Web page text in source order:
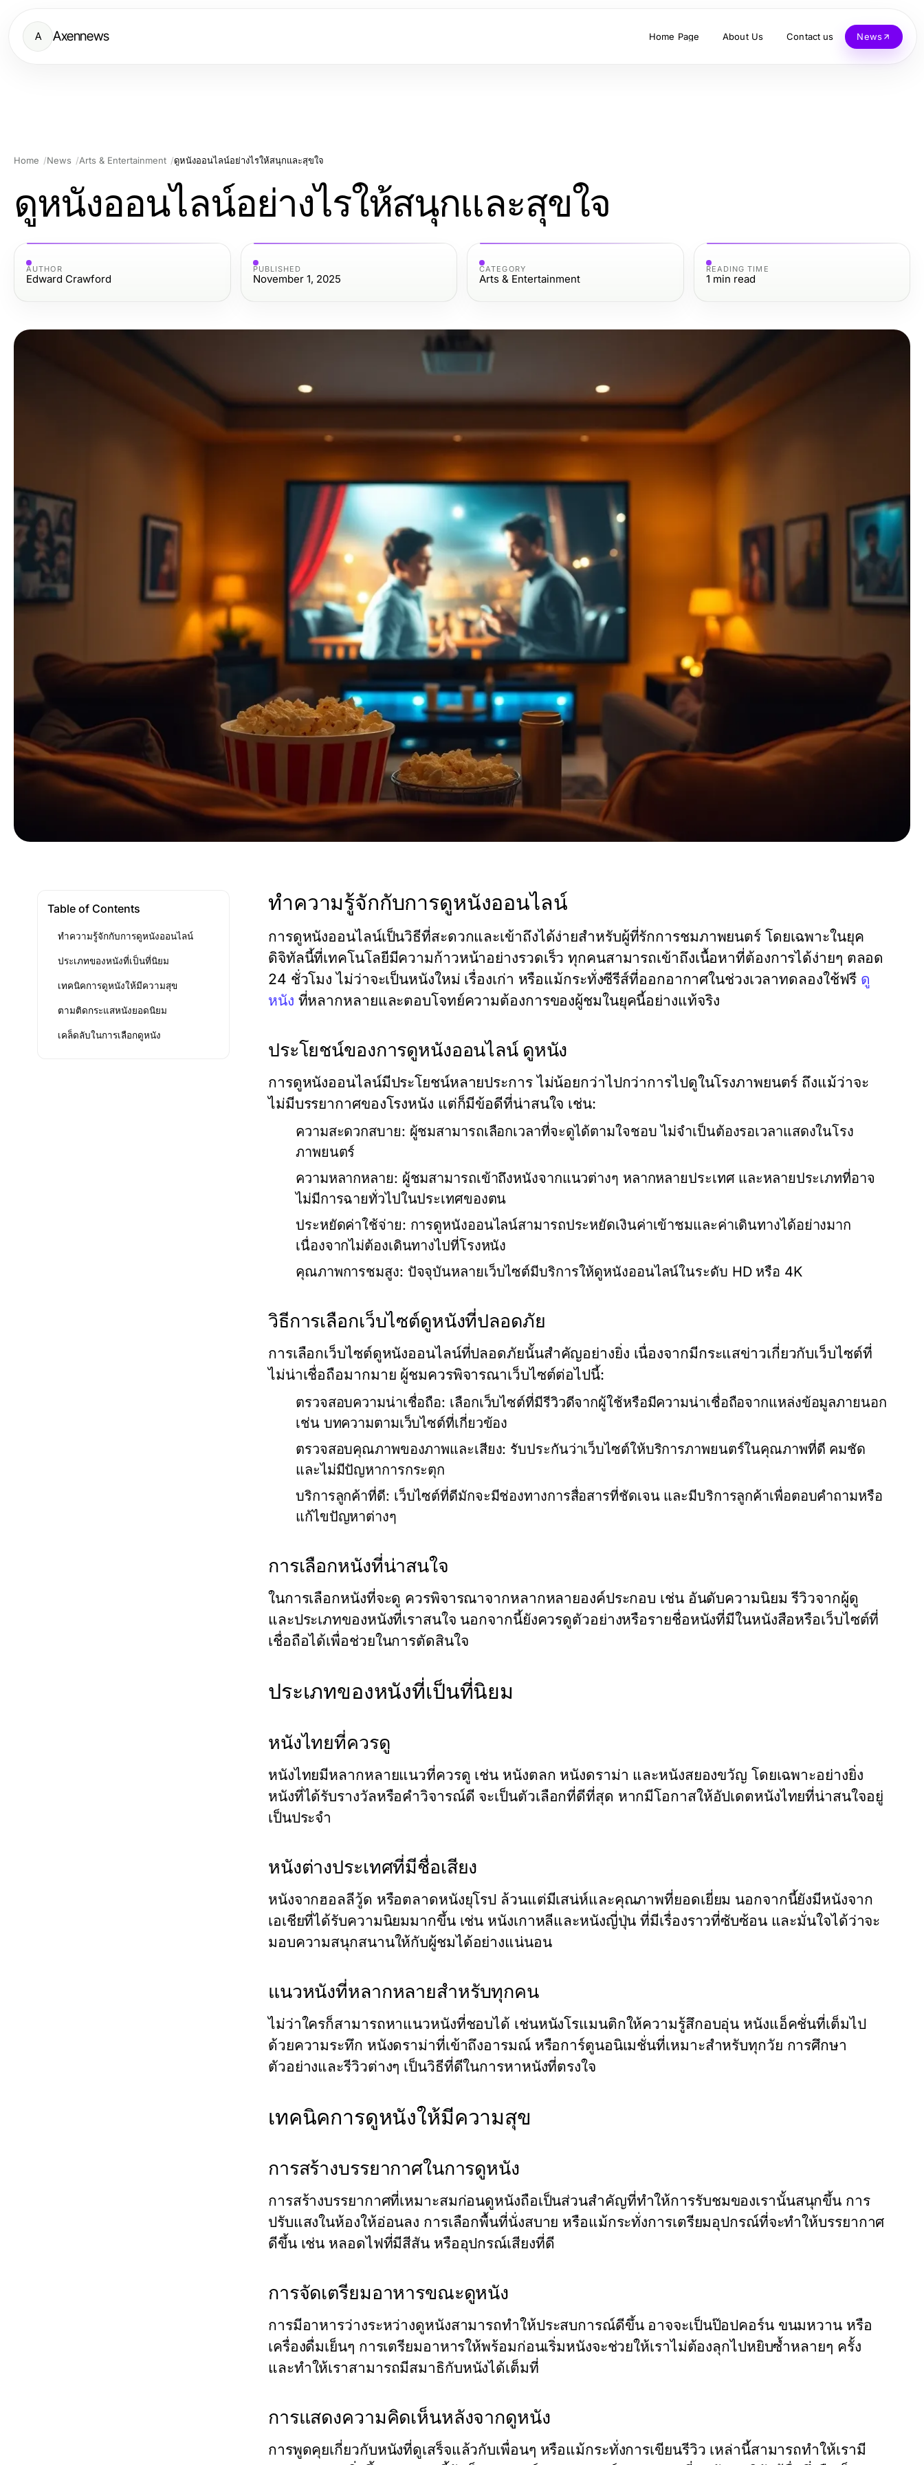
A Axennews Home Page About Us Contact us News
Home News Arts & Entertainment ดูหนังออนไลน์อย่างไรให้สนุกและสุขใจ
ดูหนังออนไลน์อย่างไรให้สนุกและสุขใจ
AUTHOR
Edward Crawford
PUBLISHED
November 1, 2025
CATEGORY
Arts & Entertainment
READING TIME
1 min read
Table of Contents
ทำความรู้จักกับการดูหนังออนไลน์
ประเภทของหนังที่เป็นที่นิยม
เทคนิคการดูหนังให้มีความสุข
ตามติดกระแสหนังยอดนิยม
เคล็ดลับในการเลือกดูหนัง
ทำความรู้จักกับการดูหนังออนไลน์
การดูหนังออนไลน์เป็นวิธีที่สะดวกและเข้าถึงได้ง่ายสำหรับผู้ที่รักการชมภาพยนตร์ โดยเฉพาะในยุค
ดิจิทัลนี้ที่เทคโนโลยีมีความก้าวหน้าอย่างรวดเร็ว ทุกคนสามารถเข้าถึงเนื้อหาที่ต้องการได้ง่ายๆ ตลอด
24 ชั่วโมง ไม่ว่าจะเป็นหนังใหม่ เรื่องเก่า หรือแม้กระทั่งซีรีส์ที่ออกอากาศในช่วงเวลาทดลองใช้ฟรี ดู
หนัง ที่หลากหลายและตอบโจทย์ความต้องการของผู้ชมในยุคนี้อย่างแท้จริง
ประโยชน์ของการดูหนังออนไลน์ ดูหนัง
การดูหนังออนไลน์มีประโยชน์หลายประการ ไม่น้อยกว่าไปกว่าการไปดูในโรงภาพยนตร์ ถึงแม้ว่าจะ
ไม่มีบรรยากาศของโรงหนัง แต่ก็มีข้อดีที่น่าสนใจ เช่น:
ความสะดวกสบาย: ผู้ชมสามารถเลือกเวลาที่จะดูได้ตามใจชอบ ไม่จำเป็นต้องรอเวลาแสดงในโรง
ภาพยนตร์
ความหลากหลาย: ผู้ชมสามารถเข้าถึงหนังจากแนวต่างๆ หลากหลายประเทศ และหลายประเภทที่อาจ
ไม่มีการฉายทั่วไปในประเทศของตน
ประหยัดค่าใช้จ่าย: การดูหนังออนไลน์สามารถประหยัดเงินค่าเข้าชมและค่าเดินทางได้อย่างมาก
เนื่องจากไม่ต้องเดินทางไปที่โรงหนัง
คุณภาพการชมสูง: ปัจจุบันหลายเว็บไซต์มีบริการให้ดูหนังออนไลน์ในระดับ HD หรือ 4K
วิธีการเลือกเว็บไซต์ดูหนังที่ปลอดภัย
การเลือกเว็บไซต์ดูหนังออนไลน์ที่ปลอดภัยนั้นสำคัญอย่างยิ่ง เนื่องจากมีกระแสข่าวเกี่ยวกับเว็บไซต์ที่
ไม่น่าเชื่อถือมากมาย ผู้ชมควรพิจารณาเว็บไซต์ต่อไปนี้:
ตรวจสอบความน่าเชื่อถือ: เลือกเว็บไซต์ที่มีรีวิวดีจากผู้ใช้หรือมีความน่าเชื่อถือจากแหล่งข้อมูลภายนอก
เช่น บทความตามเว็บไซต์ที่เกี่ยวข้อง
ตรวจสอบคุณภาพของภาพและเสียง: รับประกันว่าเว็บไซต์ให้บริการภาพยนตร์ในคุณภาพที่ดี คมชัด
และไม่มีปัญหาการกระตุก
บริการลูกค้าที่ดี: เว็บไซต์ที่ดีมักจะมีช่องทางการสื่อสารที่ชัดเจน และมีบริการลูกค้าเพื่อตอบคำถามหรือ
แก้ไขปัญหาต่างๆ
การเลือกหนังที่น่าสนใจ
ในการเลือกหนังที่จะดู ควรพิจารณาจากหลากหลายองค์ประกอบ เช่น อันดับความนิยม รีวิวจากผู้ดู
และประเภทของหนังที่เราสนใจ นอกจากนี้ยังควรดูตัวอย่างหรือรายชื่อหนังที่มีในหนังสือหรือเว็บไซต์ที่
เชื่อถือได้เพื่อช่วยในการตัดสินใจ
ประเภทของหนังที่เป็นที่นิยม
หนังไทยที่ควรดู
หนังไทยมีหลากหลายแนวที่ควรดู เช่น หนังตลก หนังดราม่า และหนังสยองขวัญ โดยเฉพาะอย่างยิ่ง
หนังที่ได้รับรางวัลหรือคำวิจารณ์ดี จะเป็นตัวเลือกที่ดีที่สุด หากมีโอกาสให้อัปเดตหนังไทยที่น่าสนใจอยู่
เป็นประจำ
หนังต่างประเทศที่มีชื่อเสียง
หนังจากฮอลลีวู้ด หรือตลาดหนังยุโรป ล้วนแต่มีเสน่ห์และคุณภาพที่ยอดเยี่ยม นอกจากนี้ยังมีหนังจาก
เอเชียที่ได้รับความนิยมมากขึ้น เช่น หนังเกาหลีและหนังญี่ปุ่น ที่มีเรื่องราวที่ซับซ้อน และมั่นใจได้ว่าจะ
มอบความสนุกสนานให้กับผู้ชมได้อย่างแน่นอน
แนวหนังที่หลากหลายสำหรับทุกคน
ไม่ว่าใครก็สามารถหาแนวหนังที่ชอบได้ เช่นหนังโรแมนติกให้ความรู้สึกอบอุ่น หนังแอ็คชั่นที่เต็มไป
ด้วยความระทึก หนังดราม่าที่เข้าถึงอารมณ์ หรือการ์ตูนอนิเมชั่นที่เหมาะสำหรับทุกวัย การศึกษา
ตัวอย่างและรีวิวต่างๆ เป็นวิธีที่ดีในการหาหนังที่ตรงใจ
เทคนิคการดูหนังให้มีความสุข
การสร้างบรรยากาศในการดูหนัง
การสร้างบรรยากาศที่เหมาะสมก่อนดูหนังถือเป็นส่วนสำคัญที่ทำให้การรับชมของเรานั้นสนุกขึ้น การ
ปรับแสงในห้องให้อ่อนลง การเลือกพื้นที่นั่งสบาย หรือแม้กระทั่งการเตรียมอุปกรณ์ที่จะทำให้บรรยากาศ
ดีขึ้น เช่น หลอดไฟที่มีสีสัน หรืออุปกรณ์เสียงที่ดี
การจัดเตรียมอาหารขณะดูหนัง
การมีอาหารว่างระหว่างดูหนังสามารถทำให้ประสบการณ์ดีขึ้น อาจจะเป็นป๊อปคอร์น ขนมหวาน หรือ
เครื่องดื่มเย็นๆ การเตรียมอาหารให้พร้อมก่อนเริ่มหนังจะช่วยให้เราไม่ต้องลุกไปหยิบซ้ำหลายๆ ครั้ง
และทำให้เราสามารถมีสมาธิกับหนังได้เต็มที่
การแสดงความคิดเห็นหลังจากดูหนัง
การพูดคุยเกี่ยวกับหนังที่ดูเสร็จแล้วกับเพื่อนๆ หรือแม้กระทั่งการเขียนรีวิว เหล่านี้สามารถทำให้เรามี